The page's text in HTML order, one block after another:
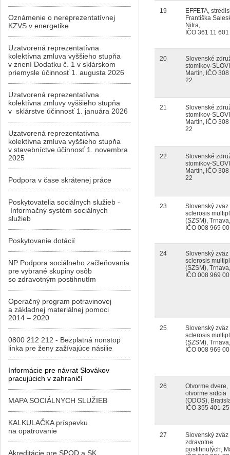
19
EFFETA,
Františka
Nitra,
IČO 361 11 601
20
Slovenské
stomikov-
Martin, IČO
22
21
Slovenské
stomikov-
Martin, IČO
22
22
Slovenské
stomikov-
Martin, IČO
22
23
Slovenský zväz
sclerosis
(SZSM), Trnava,
IČO 008 969 00
24
Slovenský zväz
sclerosis
(SZSM), Trnava,
IČO 008 969 00
25
Slovenský zväz
sclerosis
(SZSM), Trnava,
IČO 008 969 00
26
Otvorme dvere,
otvorme srdcia
(ODOS),
IČO 355 401 25
27
Slovenský zväz
zdravotne
postihnutých,
Oznámenie o nereprezentatívnej
KZVS v energetike
Uzatvorená reprezentatívna
kolektívna zmluva vyššieho stupňa
v znení Dodatku č. 1 v sklárskom
priemysle účinnosť 1. augusta 2026
Uzatvorená reprezentatívna
kolektívna zmluvy vyššieho stupňa
v sklárstve účinnosť 1. januára 2026
Uzatvorená reprezentatívna
kolektívna zmluva vyššieho stupňa
v stavebníctve účinnosť 1. novembra
2025
Podpora v čase skrátenej práce
Poskytovatelia sociálnych služieb -
Informačný systém sociálnych
služieb
Poskytovanie dotácií
NP Podpora sociálneho začleňovania
pre vybrané skupiny osôb
so zdravotným postihnutím
Operačný program potravinovej
a základnej materiálnej pomoci
2014 – 2020
0800 212 212 - Bezplatná nonstop
linka pre ženy zažívajúce násilie
Informácie pre návrat Slovákov
pracujúcich v zahraničí
MAPA SOCIÁLNYCH SLUŽIEB
KALKULAČKA príspevku
na opatrovanie
Akreditácie pre SPOD a SK